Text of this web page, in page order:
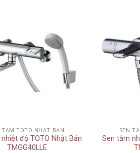
wishlist
TẮM TOTO NHẬT BẢN
độ TOTO Nhật Bản
TMGG40LLE
SEN
Sen tắm